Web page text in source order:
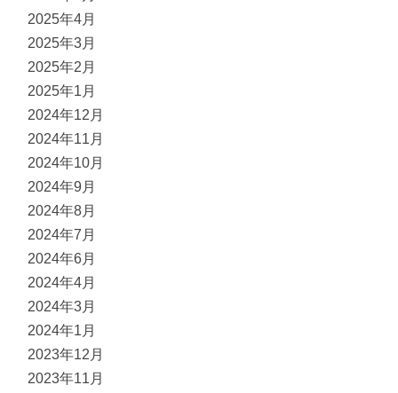
2025年4月
2025年3月
2025年2月
2025年1月
2024年12月
2024年11月
2024年10月
2024年9月
2024年8月
2024年7月
2024年6月
2024年4月
2024年3月
2024年1月
2023年12月
2023年11月